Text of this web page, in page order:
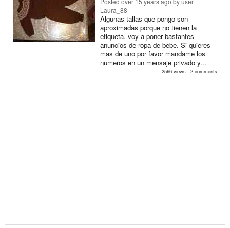
Laura_88
Algunas tallas que pongo son
aproximadas porque no tienen la
etiqueta. voy a poner bastantes
anuncios de ropa de bebe. Si quieres
mas de uno por favor mandame los
numeros en un mensaje privado y...
2566 views , 2 comments